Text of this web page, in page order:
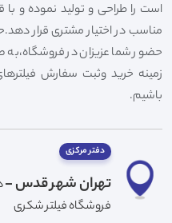
است را طراحی و تولید نموده و
مناسب در اختیار مشتری قرار
حضور شما عزیزان در
زمینه خرید وثبت سفارش
باشیم.
دفتر مرکزی
تهران شهر قدس -
فروشگاه فیلتر شکری